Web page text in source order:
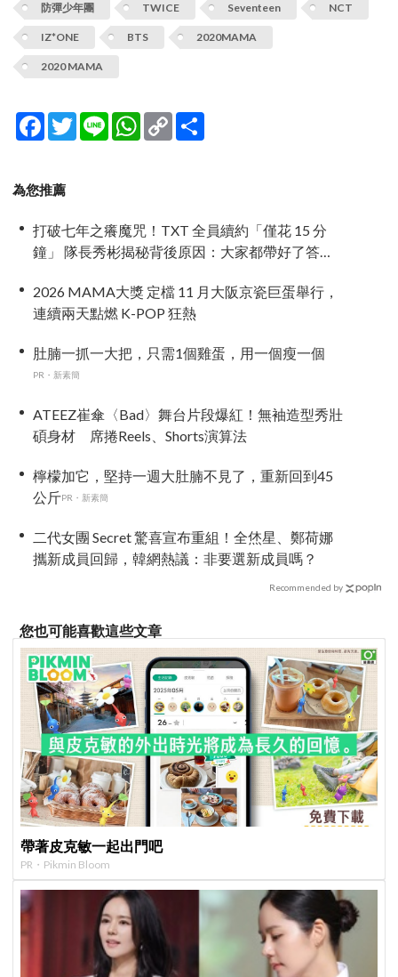
防彈少年團 TWICE Seventeen NCT
IZ*ONE BTS 2020MAMA
2020 MAMA
Facebook
TwitterLine WhatsApp
Copy
Link
為您推薦
打破七年之癢魔咒！TXT 全員續約「僅花 15 分
鐘」 隊長秀彬揭秘背後原因：大家都帶好了答
2026 MAMA大獎 定檔 11 月大阪京瓷巨蛋舉行，
連續兩天點燃 K-POP 狂熱
肚腩一抓一大把，只需1個雞蛋，用一個瘦一個
PR・新素簡
ATEEZ崔傘〈Bad〉舞台片段爆紅！無袖造型秀壯
碩身材 席捲Reels、Shorts演算法
檸檬加它，堅持一週大肚腩不見了，重新回到45
公斤PR・新素簡
二代女團 Secret 驚喜宣布重組！全烋星、鄭荷娜
攜新成員回歸，韓網熱議：非要選新成員嗎？
Recommended by
您也可能喜歡這些文章
帶著皮克敏一起出門吧
PR・Pikmin Bloom